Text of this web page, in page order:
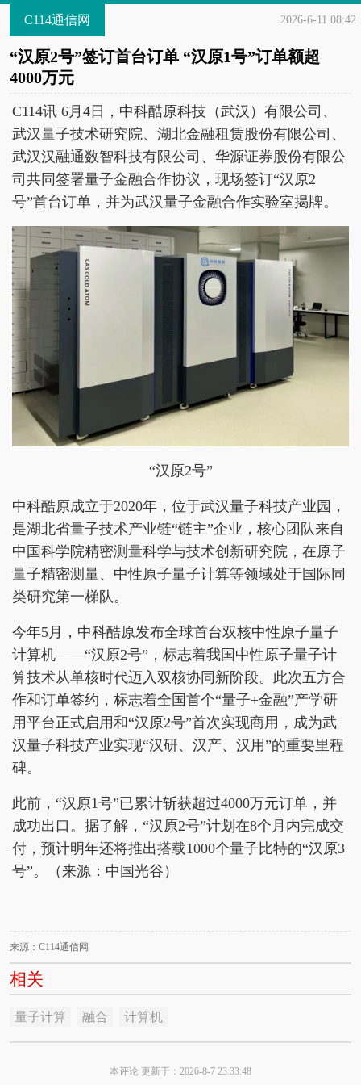
C114通信网 2026-6-11 08:42
“汉原2号”签订首台订单 “汉原1号”订单额超
4000万元
C114讯 6月4日，中科酷原科技（武汉）有限公司、
武汉量子技术研究院、湖北金融租赁股份有限公司、
武汉汉融通数智科技有限公司、华源证券股份有限公
司共同签署量子金融合作协议，现场签订“汉原2
号”首台订单，并为武汉量子金融合作实验室揭牌。
“汉原2号”
中科酷原成立于2020年，位于武汉量子科技产业园，
是湖北省量子技术产业链“链主”企业，核心团队来自
中国科学院精密测量科学与技术创新研究院，在原子
量子精密测量、中性原子量子计算等领域处于国际同
类研究第一梯队。
今年5月，中科酷原发布全球首台双核中性原子量子
计算机——“汉原2号”，标志着我国中性原子量子计
算技术从单核时代迈入双核协同新阶段。此次五方合
作和订单签约，标志着全国首个“量子+金融”产学研
用平台正式启用和“汉原2号”首次实现商用，成为武
汉量子科技产业实现“汉研、汉产、汉用”的重要里程
碑。
此前，“汉原1号”已累计斩获超过4000万元订单，并
成功出口。据了解，“汉原2号”计划在8个月内完成交
付，预计明年还将推出搭载1000个量子比特的“汉原3
号”。（来源：中国光谷）
来源：C114通信网
相关
量子计算 融合 计算机
本评论 更新于：2026-8-7 23:33:48